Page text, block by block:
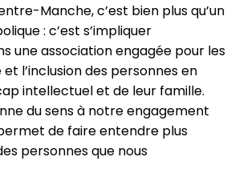
Manche, c’est bien plus qu’un
: c’est s’impliquer
une association engagée pour les
l’inclusion des personnes en
intellectuel et de leur famille.
du sens à notre engagement
de faire entendre plus
personnes que nous